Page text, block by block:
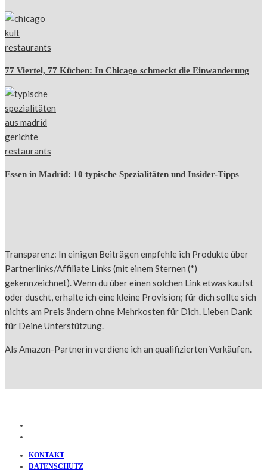
77 Viertel, 77 Küchen: In Chicago schmeckt die Einwanderung
Essen in Madrid: 10 typische Spezialitäten und Insider-Tipps
Transparenz: In einigen Beiträgen empfehle ich Produkte über
Partnerlinks/Affiliate Links (mit einem Sternen (*)
gekennzeichnet). Wenn du über einen solchen Link etwas kaufst
oder duscht, erhalte ich eine kleine Provision; für dich sollte sich
nichts am Preis ändern ohne Mehrkosten für Dich. Lieben Dank
für Deine Unterstützung.
Als Amazon-Partnerin verdiene ich an qualifizierten Verkäufen.
KONTAKT
DATENSCHUTZ